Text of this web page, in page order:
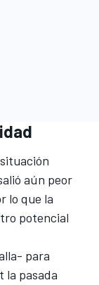
aún peor
lo que la
potencial
para
la pasada